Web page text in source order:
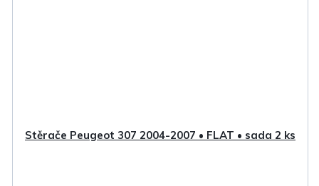
Stěrače Peugeot 307 2004-2007 • FLAT • sada 2 ks